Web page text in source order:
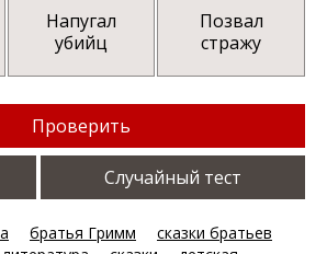
Напугал
убийц
Позвал
стражу
Проверить
Случайный тест
братья Гримм
сказки братьев